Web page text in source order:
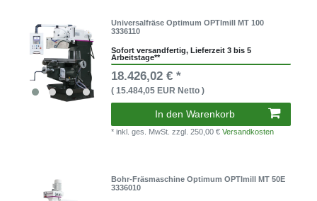
Universalfräse Optimum OPTImill MT 100
3336110
Sofort versandfertig, Lieferzeit 3 bis 5
Arbeitstage**
18.426,02 € *
( 15.484,05 EUR Netto )
In den Warenkorb
* inkl. ges. MwSt.zzgl. 250,00 €Versandkosten
Bohr-Fräsmaschine Optimum OPTImill MT 50E
3336010